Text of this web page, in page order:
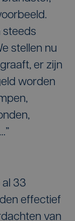
steeds
stellen nu
er zijn
worden
al 33
effectief
van